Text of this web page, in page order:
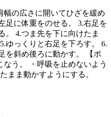
幅の広さに開いてひざを緩め
足に体重をのせる。 3.右足を
。 4.つま先を下に向けたま
ゆっくりと右足を下ろす。 6.
を斜め後ろに動かす。 【ポ
う。 ・呼吸を止めないよう
まま動かすようにする。